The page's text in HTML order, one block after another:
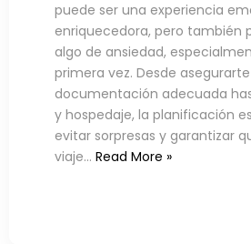
puede ser una experiencia
enriquecedora, pero también
algo de ansiedad,
primera vez. Desde
documentación adecuada
y hospedaje, la planificación
evitar sorpresas y garantizar
viaje… Read More »